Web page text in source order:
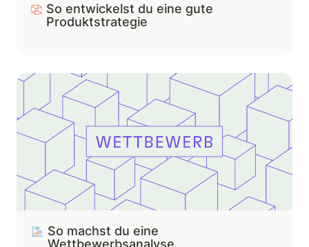
So entwickelst du eine gute
Produktstrategie
So machst du eine Wettbewerbsanalyse
So machst du eine